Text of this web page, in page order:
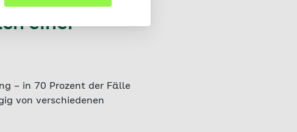
einer
– in 70 Prozent der Fälle
von verschiedenen